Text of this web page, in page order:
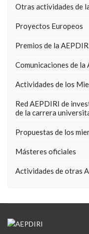
Otras actividades de
Proyectos Europeos
Premios de la
Comunicaciones de la
Actividades de los
Red AEPDIRI de
de la carrera
Propuestas de los
Másteres oficiales
Actividades de otras